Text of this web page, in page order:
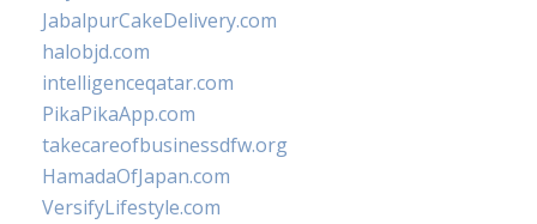
JabalpurCakeDelivery.com
halobjd.com
intelligenceqatar.com
PikaPikaApp.com
takecareofbusinessdfw.org
HamadaOfJapan.com
VersifyLifestyle.com